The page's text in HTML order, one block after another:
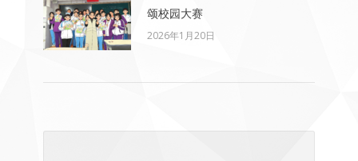
颂校园大赛
2026年1月20日